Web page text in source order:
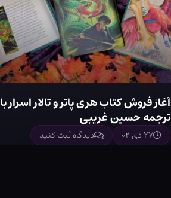
آغاز فروش کتاب هری پاتر و تالار اسرار با
ترجمه حسین غریبی
۲۷ دی ۰۲ دیدگاه ثبت کنید